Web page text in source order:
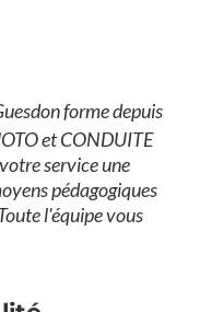
forme depuis
et CONDUITE
service une
pédagogiques
l'équipe vous